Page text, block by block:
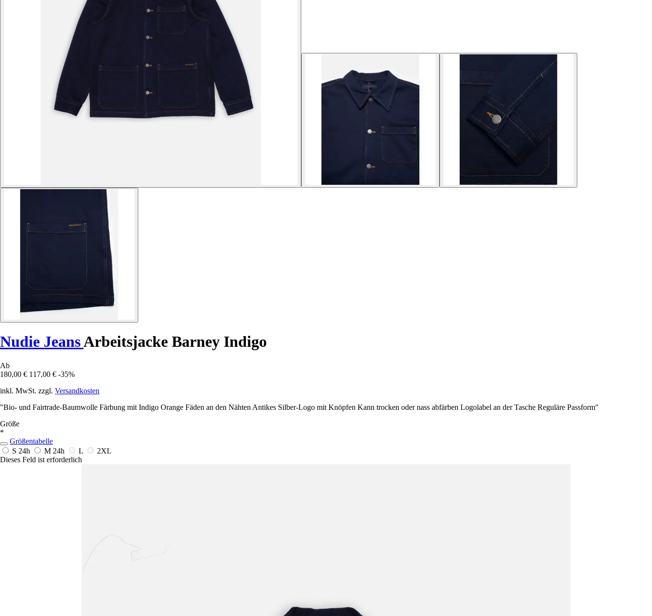
Nudie JeansArbeitsjacke Barney Indigo
Ab
180,00 € 117,00 € -35%
inkl. MwSt. zzgl. Versandkosten
"Bio- und Fairtrade-Baumwolle Färbung mit Indigo Orange Fäden an den Nähten Antikes Silber-Logo mit Knöpfen Kann trocken oder nass abfärben Logolabel an der Tasche Reguläre Passform"
Größe
*
Größentabelle
S 24h M 24h L
2XL
Dieses Feld ist erforderlich